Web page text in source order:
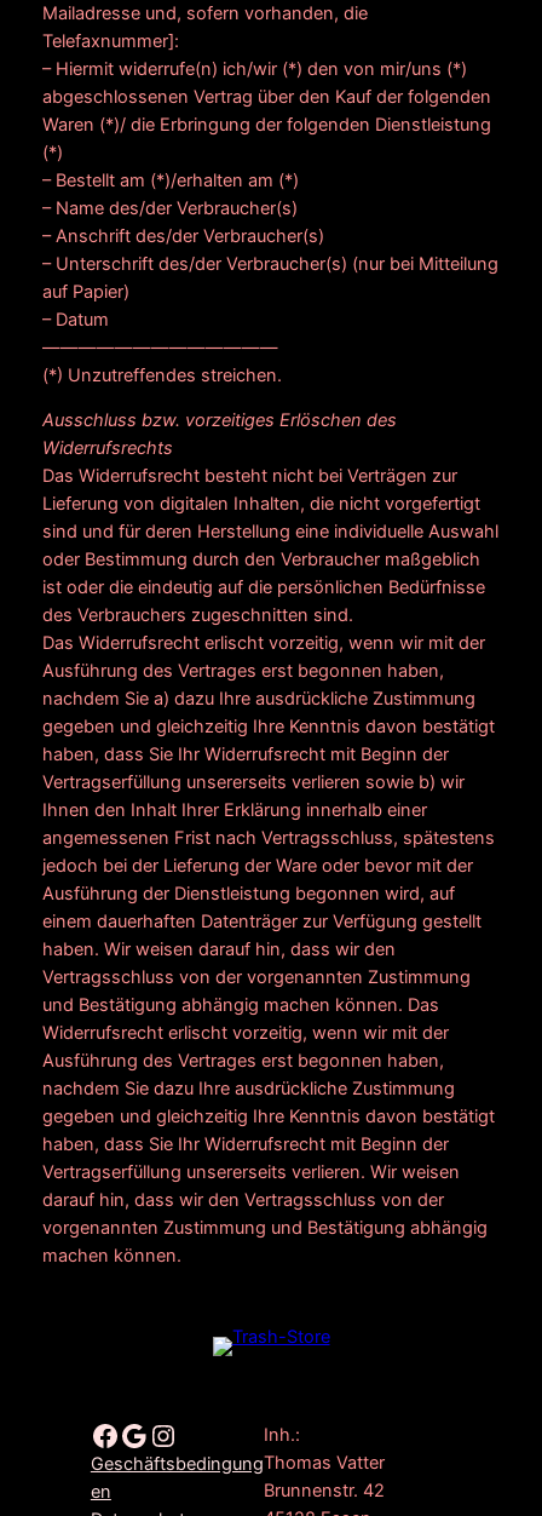
Mailadresse und, sofern vorhanden, die
Telefaxnummer]:
– Hiermit widerrufe(n) ich/wir (*) den von mir/uns (*)
abgeschlossenen Vertrag über den Kauf der folgenden
Waren (*)/ die Erbringung der folgenden Dienstleistung
(*)
– Bestellt am (*)/erhalten am (*)
– Name des/der Verbraucher(s)
– Anschrift des/der Verbraucher(s)
– Unterschrift des/der Verbraucher(s) (nur bei Mitteilung
auf Papier)
– Datum
—————————————
(*) Unzutreffendes streichen.
Ausschluss bzw. vorzeitiges Erlöschen des
Widerrufsrechts
Das Widerrufsrecht besteht nicht bei Verträgen zur
Lieferung von digitalen Inhalten, die nicht vorgefertigt
sind und für deren Herstellung eine individuelle Auswahl
oder Bestimmung durch den Verbraucher maßgeblich
ist oder die eindeutig auf die persönlichen Bedürfnisse
des Verbrauchers zugeschnitten sind.
Das Widerrufsrecht erlischt vorzeitig, wenn wir mit der
Ausführung des Vertrages erst begonnen haben,
nachdem Sie a) dazu Ihre ausdrückliche Zustimmung
gegeben und gleichzeitig Ihre Kenntnis davon bestätigt
haben, dass Sie Ihr Widerrufsrecht mit Beginn der
Vertragserfüllung unsererseits verlieren sowie b) wir
Ihnen den Inhalt Ihrer Erklärung innerhalb einer
angemessenen Frist nach Vertragsschluss, spätestens
jedoch bei der Lieferung der Ware oder bevor mit der
Ausführung der Dienstleistung begonnen wird, auf
einem dauerhaften Datenträger zur Verfügung gestellt
haben. Wir weisen darauf hin, dass wir den
Vertragsschluss von der vorgenannten Zustimmung
und Bestätigung abhängig machen können. Das
Widerrufsrecht erlischt vorzeitig, wenn wir mit der
Ausführung des Vertrages erst begonnen haben,
nachdem Sie dazu Ihre ausdrückliche Zustimmung
gegeben und gleichzeitig Ihre Kenntnis davon bestätigt
haben, dass Sie Ihr Widerrufsrecht mit Beginn der
Vertragserfüllung unsererseits verlieren. Wir weisen
darauf hin, dass wir den Vertragsschluss von der
vorgenannten Zustimmung und Bestätigung abhängig
machen können.
Facebook Google Instagram
Geschäftsbedingung
en
Inh.:
Thomas Vatter
Brunnenstr. 42